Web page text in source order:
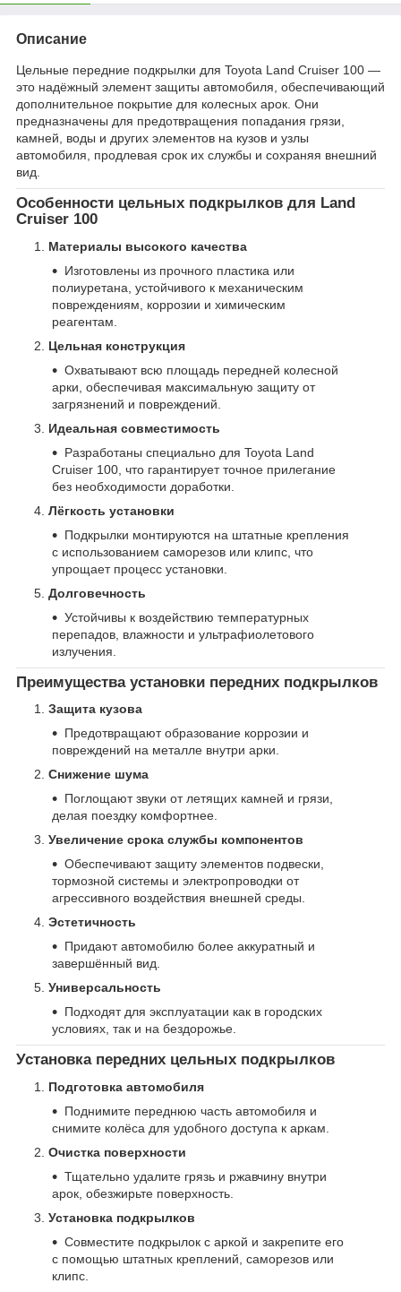
Описание
Цельные передние подкрылки для Toyota Land Cruiser 100 —
это надёжный элемент защиты автомобиля, обеспечивающий
дополнительное покрытие для колесных арок. Они
предназначены для предотвращения попадания грязи,
камней, воды и других элементов на кузов и узлы
автомобиля, продлевая срок их службы и сохраняя внешний
вид.
Особенности цельных подкрылков для Land
Cruiser 100
Материалы высокого качества
Изготовлены из прочного пластика или
полиуретана, устойчивого к механическим
повреждениям, коррозии и химическим
реагентам.
Цельная конструкция
Охватывают всю площадь передней колесной
арки, обеспечивая максимальную защиту от
загрязнений и повреждений.
Идеальная совместимость
Разработаны специально для Toyota Land
Cruiser 100, что гарантирует точное прилегание
без необходимости доработки.
Лёгкость установки
Подкрылки монтируются на штатные крепления
с использованием саморезов или клипс, что
упрощает процесс установки.
Долговечность
Устойчивы к воздействию температурных
перепадов, влажности и ультрафиолетового
излучения.
Преимущества установки передних подкрылков
Защита кузова
Предотвращают образование коррозии и
повреждений на металле внутри арки.
Снижение шума
Поглощают звуки от летящих камней и грязи,
делая поездку комфортнее.
Увеличение срока службы компонентов
Обеспечивают защиту элементов подвески,
тормозной системы и электропроводки от
агрессивного воздействия внешней среды.
Эстетичность
Придают автомобилю более аккуратный и
завершённый вид.
Универсальность
Подходят для эксплуатации как в городских
условиях, так и на бездорожье.
Установка передних цельных подкрылков
Подготовка автомобиля
Поднимите переднюю часть автомобиля и
снимите колёса для удобного доступа к аркам.
Очистка поверхности
Тщательно удалите грязь и ржавчину внутри
арок, обезжирьте поверхность.
Установка подкрылков
Совместите подкрылок с аркой и закрепите его
с помощью штатных креплений, саморезов или
клипс.